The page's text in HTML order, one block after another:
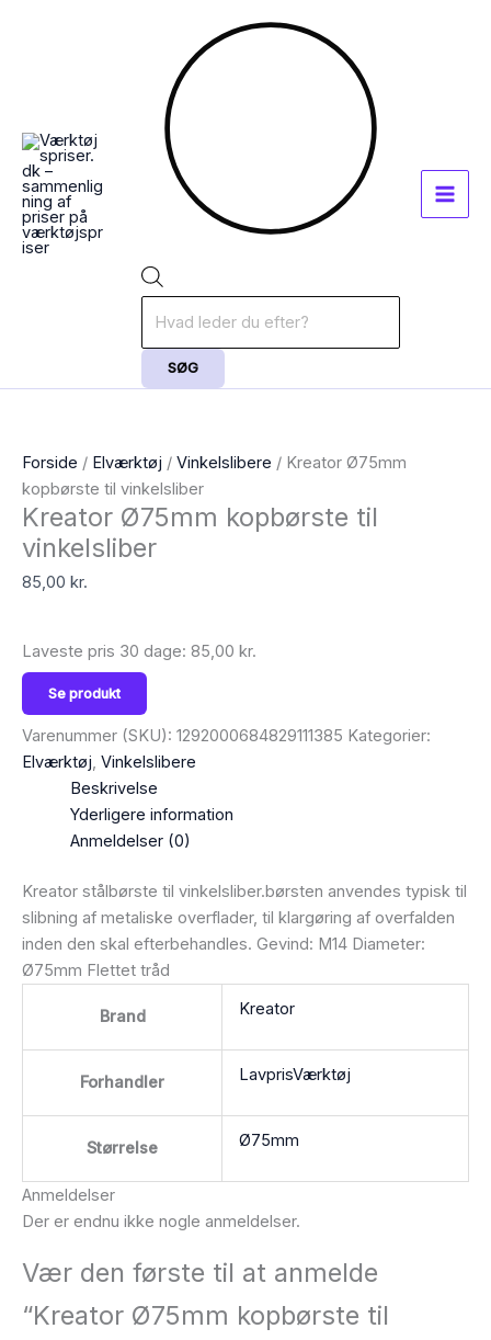
SØG
Forside / Elværktøj / Vinkelslibere / Kreator Ø75mm
kopbørste til vinkelsliber
Kreator Ø75mm kopbørste til
vinkelsliber
85,00 kr.
Laveste pris 30 dage: 85,00 kr.
Se produkt
Varenummer (SKU): 1292000684829111385 Kategorier:
Elværktøj, Vinkelslibere
Beskrivelse
Yderligere information
Anmeldelser (0)
Kreator stålbørste til vinkelsliber.børsten anvendes typisk til
slibning af metaliske overflader, til klargøring af overfalden
inden den skal efterbehandles. Gevind: M14 Diameter:
Ø75mm Flettet tråd
Brand Kreator
Forhandler LavprisVærktøj
Størrelse Ø75mm
Anmeldelser
Der er endnu ikke nogle anmeldelser.
Vær den første til at anmelde
“Kreator Ø75mm kopbørste til